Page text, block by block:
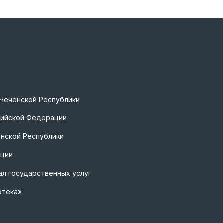
Республики
Федерации
Республики
государственных услуг